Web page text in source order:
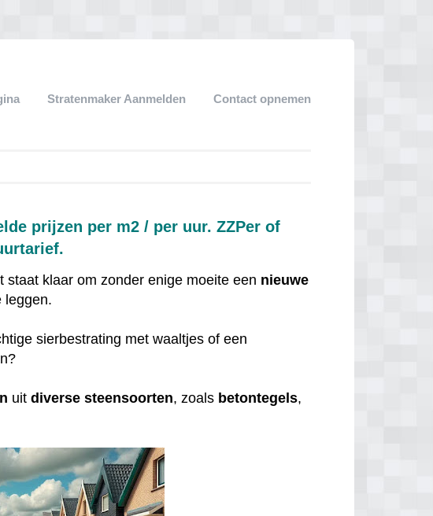
Stratenmaker Aanmelden Contact opnemen
prijzen per m2 / per uur. ZZPer of
staat klaar om zonder enige moeite een nieuwe
leggen.
sierbestrating met waaltjes of een
uitdiverse steensoorten, zoals betontegels,